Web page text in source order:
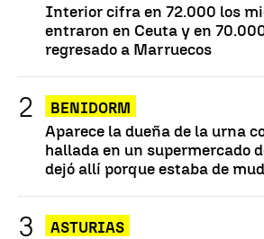
Interior cifra en 72.000 los
entraron en Ceuta y en
regresado a Marruecos
BENIDORM
Aparece la dueña de la urna
hallada en un supermercado
dejó allí porque estaba de
ASTURIAS